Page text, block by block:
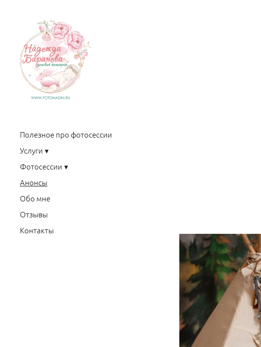
Полезное про фотосессии
Услуги
Фотосессии
Анонсы
Обо мне
Отзывы
Контакты